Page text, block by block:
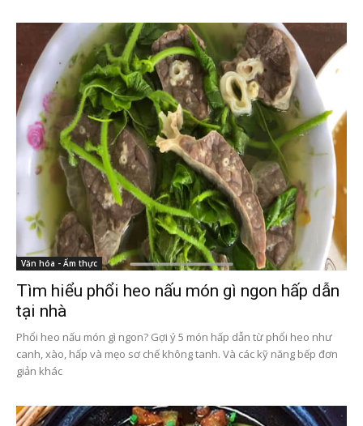
Văn hóa - Ẩm thực
Tìm hiểu phổi heo nấu món gì ngon hấp dẫn
tại nhà
Phổi heo nấu món gì ngon? Gợi ý 5 món hấp dẫn từ phổi heo như
canh, xào, hấp và mẹo sơ chế không tanh. Và các kỹ năng bếp đơn
giản khác